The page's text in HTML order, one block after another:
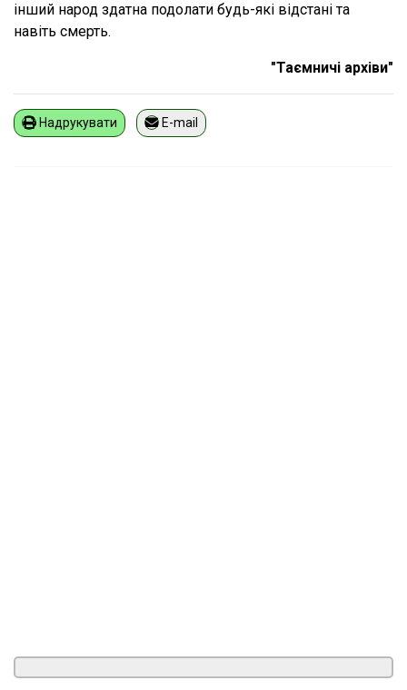
інший народ здатна подолати будь-які відстані та
навіть смерть.
"Таємничі архіви"
Надрукувати E-mail